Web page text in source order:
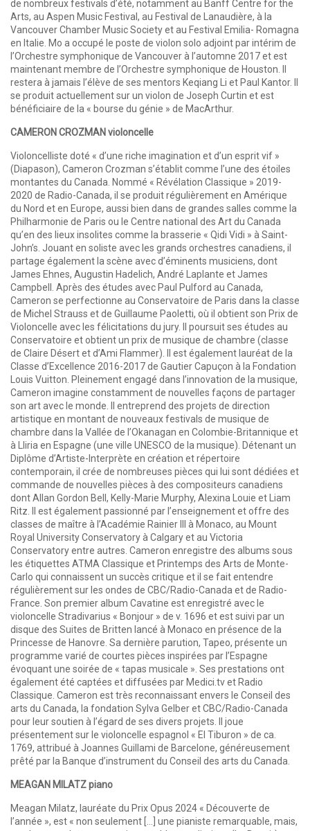
de nombreux festivals d’été, notamment au Banff Centre for the
Arts, au Aspen Music Festival, au Festival de Lanaudière, à la
Vancouver Chamber Music Society et au Festival Emilia- Romagna
en Italie. Mo a occupé le poste de violon solo adjoint par intérim de
l’Orchestre symphonique de Vancouver à l’automne 2017 et est
maintenant membre de l’Orchestre symphonique de Houston. Il
restera à jamais l’élève de ses mentors Keqiang Li et Paul Kantor. Il
se produit actuellement sur un violon de Joseph Curtin et est
bénéficiaire de la « bourse du génie » de MacArthur.
CAMERON CROZMAN violoncelle
Violoncelliste doté « d’une riche imagination et d’un esprit vif »
(Diapason), Cameron Crozman s’établit comme l’une des étoiles
montantes du Canada. Nommé « Révélation Classique » 2019-
2020 de Radio-Canada, il se produit régulièrement en Amérique
du Nord et en Europe, aussi bien dans de grandes salles comme la
Philharmonie de Paris ou le Centre national des Art du Canada
qu’en des lieux insolites comme la brasserie « Qidi Vidi » à Saint-
John’s. Jouant en soliste avec les grands orchestres canadiens, il
partage également la scène avec d’éminents musiciens, dont
James Ehnes, Augustin Hadelich, André Laplante et James
Campbell. Après des études avec Paul Pulford au Canada,
Cameron se perfectionne au Conservatoire de Paris dans la classe
de Michel Strauss et de Guillaume Paoletti, où il obtient son Prix de
Violoncelle avec les félicitations du jury. Il poursuit ses études au
Conservatoire et obtient un prix de musique de chambre (classe
de Claire Désert et d’Ami Flammer). Il est également lauréat de la
Classe d’Excellence 2016-2017 de Gautier Capuçon à la Fondation
Louis Vuitton. Pleinement engagé dans l’innovation de la musique,
Cameron imagine constamment de nouvelles façons de partager
son art avec le monde. Il entreprend des projets de direction
artistique en montant de nouveaux festivals de musique de
chambre dans la Vallée de l’Okanagan en Colombie-Britannique et
à Lliria en Espagne (une ville UNESCO de la musique). Détenant un
Diplôme d’Artiste-Interprète en création et répertoire
contemporain, il crée de nombreuses pièces qui lui sont dédiées et
commande de nouvelles pièces à des compositeurs canadiens
dont Allan Gordon Bell, Kelly-Marie Murphy, Alexina Louie et Liam
Ritz. Il est également passionné par l’enseignement et offre des
classes de maître à l’Académie Rainier III à Monaco, au Mount
Royal University Conservatory à Calgary et au Victoria
Conservatory entre autres. Cameron enregistre des albums sous
les étiquettes ATMA Classique et Printemps des Arts de Monte-
Carlo qui connaissent un succès critique et il se fait entendre
régulièrement sur les ondes de CBC/Radio-Canada et de Radio-
France. Son premier album Cavatine est enregistré avec le
violoncelle Stradivarius « Bonjour » de v. 1696 et est suivi par un
disque des Suites de Britten lancé à Monaco en présence de la
Princesse de Hanovre. Sa dernière parution, Tapeo, présente un
programme varié de courtes pièces inspirées par l’Espagne
évoquant une soirée de « tapas musicale ». Ses prestations ont
également été captées et diffusées par Medici.tv et Radio
Classique. Cameron est très reconnaissant envers le Conseil des
arts du Canada, la fondation Sylva Gelber et CBC/Radio-Canada
pour leur soutien à l’égard de ses divers projets. Il joue
présentement sur le violoncelle espagnol « El Tiburon » de ca.
1769, attribué à Joannes Guillami de Barcelone, généreusement
prêté par la Banque d’instrument du Conseil des arts du Canada.
MEAGAN MILATZ piano
Meagan Milatz, lauréate du Prix Opus 2024 « Découverte de
l’année », est « non seulement […] une pianiste remarquable, mais,